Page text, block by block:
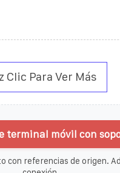
Clic Para Ver Más
terminal móvil con
con referencias de origen.